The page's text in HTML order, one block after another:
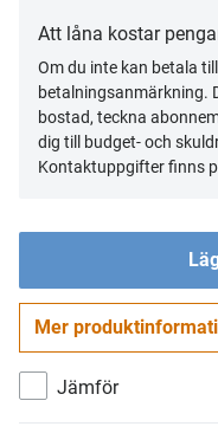
Att låna kostar
Om du inte kan betala
betalningsanmärkning.
bostad, teckna
dig till budget- och
Kontaktuppgifter finns
Mer
Jämför